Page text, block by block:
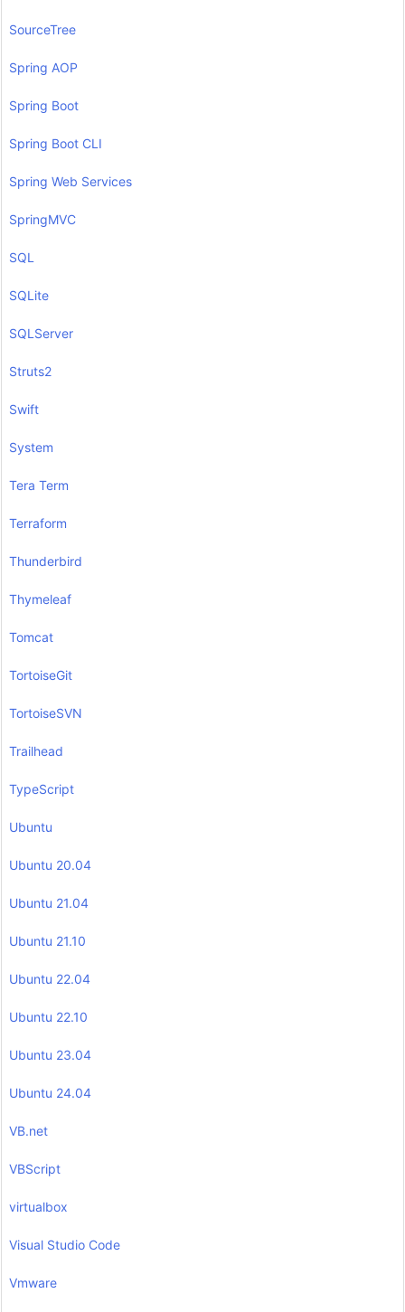
SourceTree
Spring AOP
Spring Boot
Spring Boot CLI
Spring Web Services
SpringMVC
SQL
SQLite
SQLServer
Struts2
Swift
System
Tera Term
Terraform
Thunderbird
Thymeleaf
Tomcat
TortoiseGit
TortoiseSVN
Trailhead
TypeScript
Ubuntu
Ubuntu 20.04
Ubuntu 21.04
Ubuntu 21.10
Ubuntu 22.04
Ubuntu 22.10
Ubuntu 23.04
Ubuntu 24.04
VB.net
VBScript
virtualbox
Visual Studio Code
Vmware